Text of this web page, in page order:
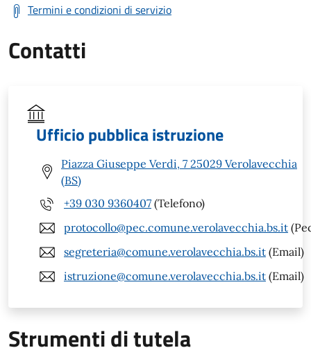
Termini e condizioni di servizio
Contatti
Ufficio pubblica istruzione
Piazza Giuseppe Verdi, 7 25029 Verolavecchia
(BS)
+39 030 9360407 (Telefono)
protocollo@pec.comune.verolavecchia.bs.it
segreteria@comune.verolavecchia.bs.it (Email)
istruzione@comune.verolavecchia.bs.it (Email)
Strumenti di tutela